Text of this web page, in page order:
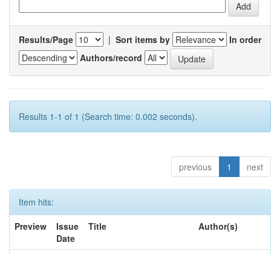
Results/Page | Sort items by
In order
Authors/record
Results 1-1 of 1 (Search time: 0.002 seconds).
previous 1 next
Item hits:
Preview
Issue
Date
Title Author(s)